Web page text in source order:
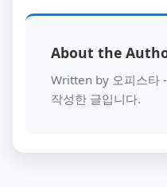
About the
Written by 오피스타
작성한 글입니다.